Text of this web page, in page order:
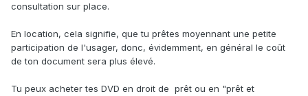
consultation sur place.
En location, cela signifie, que tu prêtes moyennant une petite
participation de l'usager, donc, évidemment, en général le coût
de ton document sera plus élevé.
Tu peux acheter tes DVD en droit de prêt ou en "prêt et